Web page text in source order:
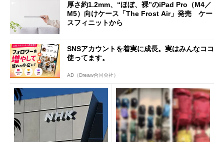
厚さ約1.2mm、“ほぼ、裸”のiPad Pro（M4／
M5）向けケース「The Frost Air」発売 ケー
スフィニットから
SNSアカウントを着実に成長。実はみんなココ
使ってます。
AD（Dreaw合同会社）